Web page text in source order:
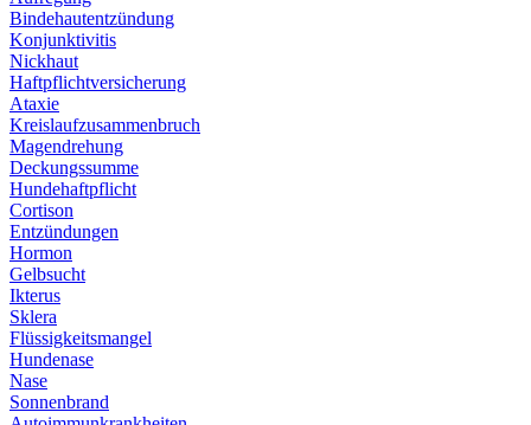
Bindehautentzündung
Konjunktivitis
Nickhaut
Haftpflichtversicherung
Ataxie
Kreislaufzusammenbruch
Magendrehung
Deckungssumme
Hundehaftpflicht
Cortison
Entzündungen
Hormon
Gelbsucht
Ikterus
Sklera
Flüssigkeitsmangel
Hundenase
Nase
Sonnenbrand